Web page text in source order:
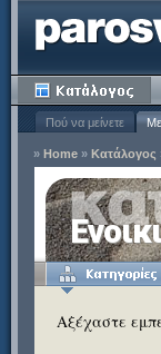
Πού να μείνετε
» Home » Κατάλογος
Αξέχαστε